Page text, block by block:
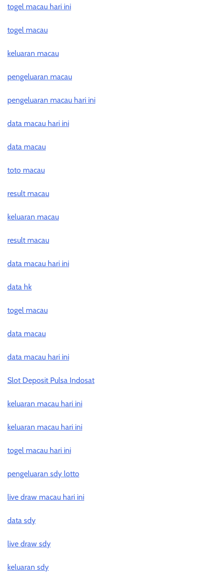
togel macau hari ini
togel macau
keluaran macau
pengeluaran macau
pengeluaran macau hari ini
data macau hari ini
data macau
toto macau
result macau
keluaran macau
result macau
data macau hari ini
data hk
togel macau
data macau
data macau hari ini
Slot Deposit Pulsa Indosat
keluaran macau hari ini
keluaran macau hari ini
togel macau hari ini
pengeluaran sdy lotto
live draw macau hari ini
data sdy
live draw sdy
keluaran sdy